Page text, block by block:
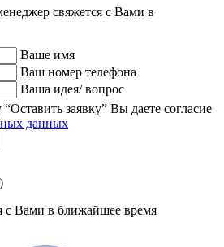
свяжется с Вами в
Ваше имя
Ваш номер телефона
Ваша идея/ вопрос
заявку” Вы даете согласие
заявку” Вы даете согласие
данных
с Вами в ближайшее время